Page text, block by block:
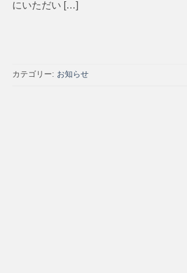
にいただい […]
カテゴリー: お知らせ